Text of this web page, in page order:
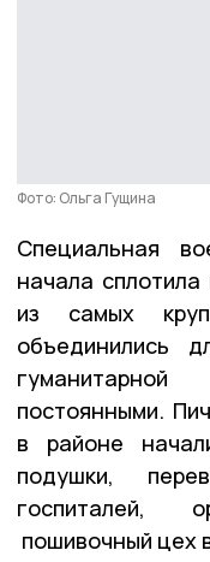
Фото: Ольга Гущина
Специальная
начала
из самых
объединились
постоянными.
в районе
подушки,
госпиталей,
пошивочный цех